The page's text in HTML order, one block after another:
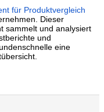
für Produktvergleich
Dieser
sammelt und analysiert
und
eine